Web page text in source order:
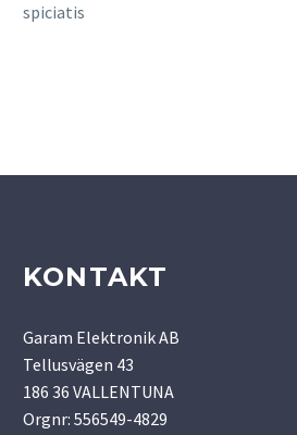
spiciatis
KONTAKT
Garam Elektronik AB
Tellusvägen 43
186 36 VALLENTUNA
Orgnr: 556549-4829